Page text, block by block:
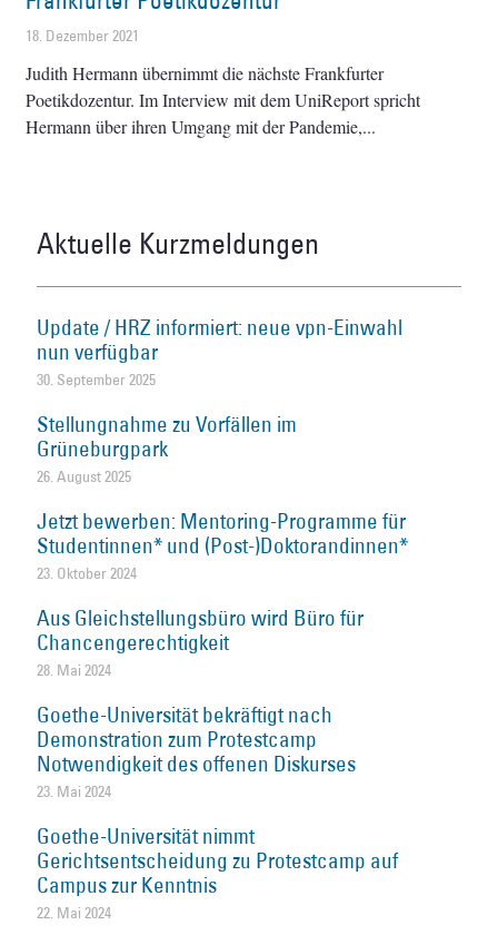
18. Dezember 2021
Judith Hermann übernimmt die nächste Frankfurter
Poetikdozentur. Im Interview mit dem UniReport spricht
Hermann über ihren Umgang mit der Pandemie,
Aktuelle Kurzmeldungen
Update / HRZ informiert: neue vpn-Einwahl
nun verfügbar
30. September 2025
Stellungnahme zu Vorfällen im
Grüneburgpark
26. August 2025
Jetzt bewerben: Mentoring-Programme für
Studentinnen* und (Post-)Doktorandinnen*
23. Oktober 2024
Aus Gleichstellungsbüro wird Büro für
Chancengerechtigkeit
28. Mai 2024
Goethe-Universität bekräftigt nach
Demonstration zum Protestcamp
Notwendigkeit des offenen Diskurses
23. Mai 2024
Goethe-Universität nimmt
Gerichtsentscheidung zu Protestcamp auf
Campus zur Kenntnis
22. Mai 2024